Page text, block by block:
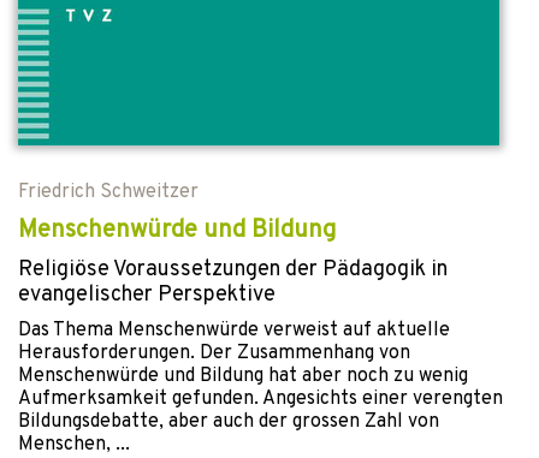
Friedrich Schweitzer
Menschenwürde und Bildung
Religiöse Voraussetzungen der Pädagogik in
evangelischer Perspektive
Das Thema Menschenwürde verweist auf aktuelle
Herausforderungen. Der Zusammenhang von
Menschenwürde und Bildung hat aber noch zu wenig
Aufmerksamkeit gefunden. Angesichts einer verengten
Bildungsdebatte, aber auch der grossen Zahl von
Menschen, ...